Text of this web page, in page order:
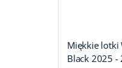
Miękkie lotki
Black 2025 -